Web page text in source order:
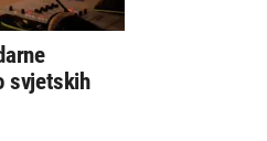
svjetskih